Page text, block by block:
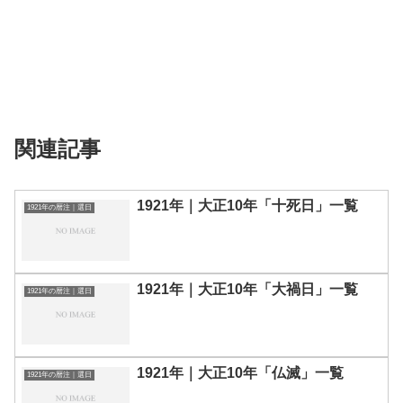
関連記事
1921年の暦注｜選日 1921年｜大正10年「十死日」一覧
1921年の暦注｜選日 1921年｜大正10年「大禍日」一覧
1921年の暦注｜選日 1921年｜大正10年「仏滅」一覧